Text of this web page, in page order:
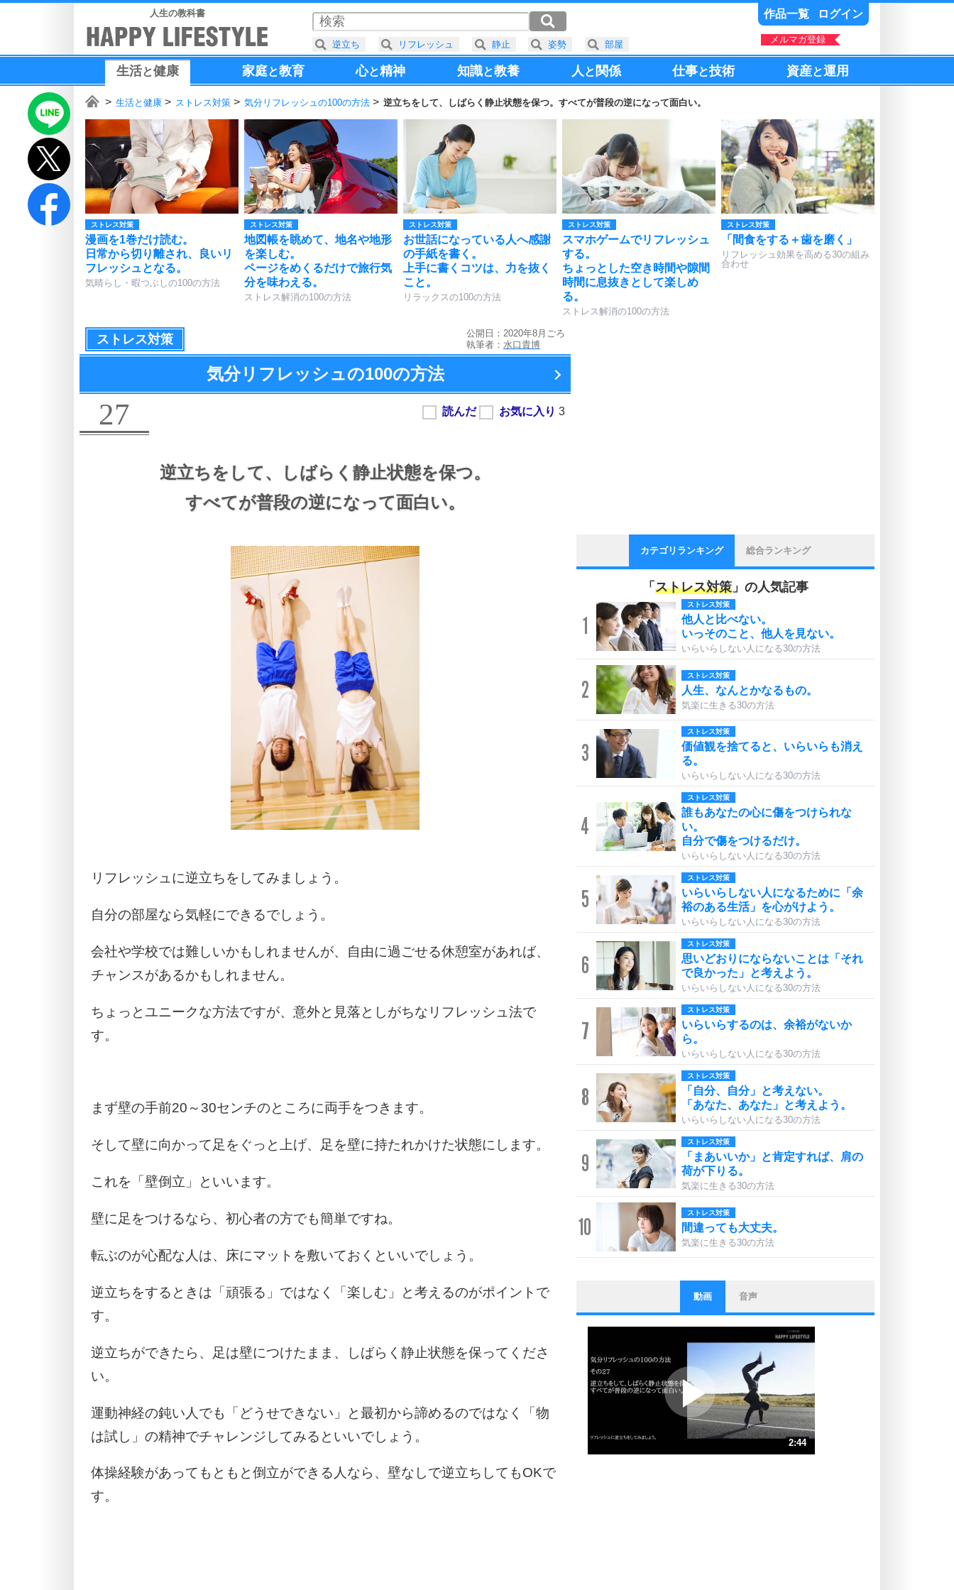
人生の教科書 作品一覧 ログイン
メルマガ登録
生活と健康 家庭と教育 心と精神 知識と教養 人と 関係 仕事と技術 資産と運用
生活と健康 ストレス対策 気分リフレッシュの100の方法 逆立ちをして、しばらく静止状態を保つ。すべてが普段の逆になって面白い。
ストレス対策
漫画を1巻だけ読む。
日常から切り離され、良いリ
フレッシュとなる。
気晴らし・暇つぶしの100の方法
ストレス対策
地図帳を眺めて、地名や地形
を楽しむ。
ページをめくるだけで旅行気
分を味わえる。
ストレス解消の100の方法
ストレス対策
お世話になっている人へ感謝
の手紙を書く。
上手に書くコツは、力を抜く
こと。
リラックスの100の方法
ストレス対策
スマホゲームでリフレッシュ
する。
ちょっとした空き時間や隙間
時間に息抜きとして楽しめ
る。
ストレス解消の100の方法
ストレス対策
「間食をする＋歯を磨く」
リフレッシュ効果を高める30の組み
合わせ
ストレス対策
公開日：2020年8月ごろ
執筆者： 水口貴博
気分リフレッシュの100の方法
27
逆立ちをして、
しばらく静止状態を保つ。
すべてが普段の逆になって面白い。
リフレッシュに逆立ちをしてみましょう。
自分の部屋なら気軽にできるでしょう。
会社や学校では難しいかもしれませんが、自由に過ごせる休憩室があれば、
チャンスがあるかもしれません。
ちょっとユニークな方法ですが、意外と見落としがちなリフレッシュ法で
す。
まず壁の手前20～30センチのところに両手をつきます。
そして壁に向かって足をぐっと上げ、足を壁に持たれかけた状態にします。
これを「壁倒立」といいます。
壁に足をつけるなら、初心者の方でも簡単ですね。
転ぶのが心配な人は、床にマットを敷いておくといいでしょう。
逆立ちをするときは「頑張る」ではなく「楽しむ」と考えるのがポイントで
す。
逆立ちができたら、足は壁につけたまま、しばらく静止状態を保ってくださ
い。
運動神経の鈍い人でも「どうせできない」と最初から諦めるのではなく「物
は試し」の精神でチャレンジしてみるといいでしょう。
体操経験があってもともと倒立ができる人なら、壁なしで逆立ちしてもOKで
す。
カテゴリランキング 総合ランキング
「 ストレス対策 」の人気記事
1
ストレス対策
他人と比べない。
いっそのこと、他人を見ない。
いらいらしない人になる30の方法
2
ストレス対策
人生、なんとかなるもの。
気楽に生きる30の方法
3
ストレス対策
価値観を捨てると、いらいらも消え
る。
いらいらしない人になる30の方法
4
ストレス対策
誰もあなたの心に傷をつけられな
い。
自分で傷をつけるだけ。
いらいらしない人になる30の方法
5
ストレス対策
いらいらしない人になるために「余
裕のある生活」を心がけよう。
いらいらしない人になる30の方法
6
ストレス対策
思いどおりにならないことは「それ
で良かった」と考えよう。
いらいらしない人になる30の方法
7
ストレス対策
いらいらするのは、余裕がないか
ら。
いらいらしない人になる30の方法
8
ストレス対策
「自分、自分」と考えない。
「あなた、あなた」と考えよう。
いらいらしない人になる30の方法
9
ストレス対策
「まあいいか」と肯定すれば、肩の
荷が下りる。
気楽に生きる30の方法
10
ストレス対策
間違っても大丈夫。
気楽に生きる30の方法
1
ストレス対策
他人と比べない。
いっそのこと、他人を見ない。
いらいらしない人になる30の方法
ポジティブになれない原因は、行動
しないから。
ポジティブ思考になる30の方法
3
ストレス対策
動画 音声
2:44
逆立ち リフレッシュ 静止 姿勢 部屋